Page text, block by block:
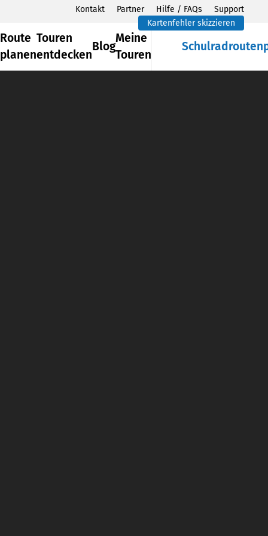
Kontakt Partner Hilfe / FAQs
Support
Kartenfehler skizzieren
Route
planen
Touren
entdecken
Blog
Meine
Touren